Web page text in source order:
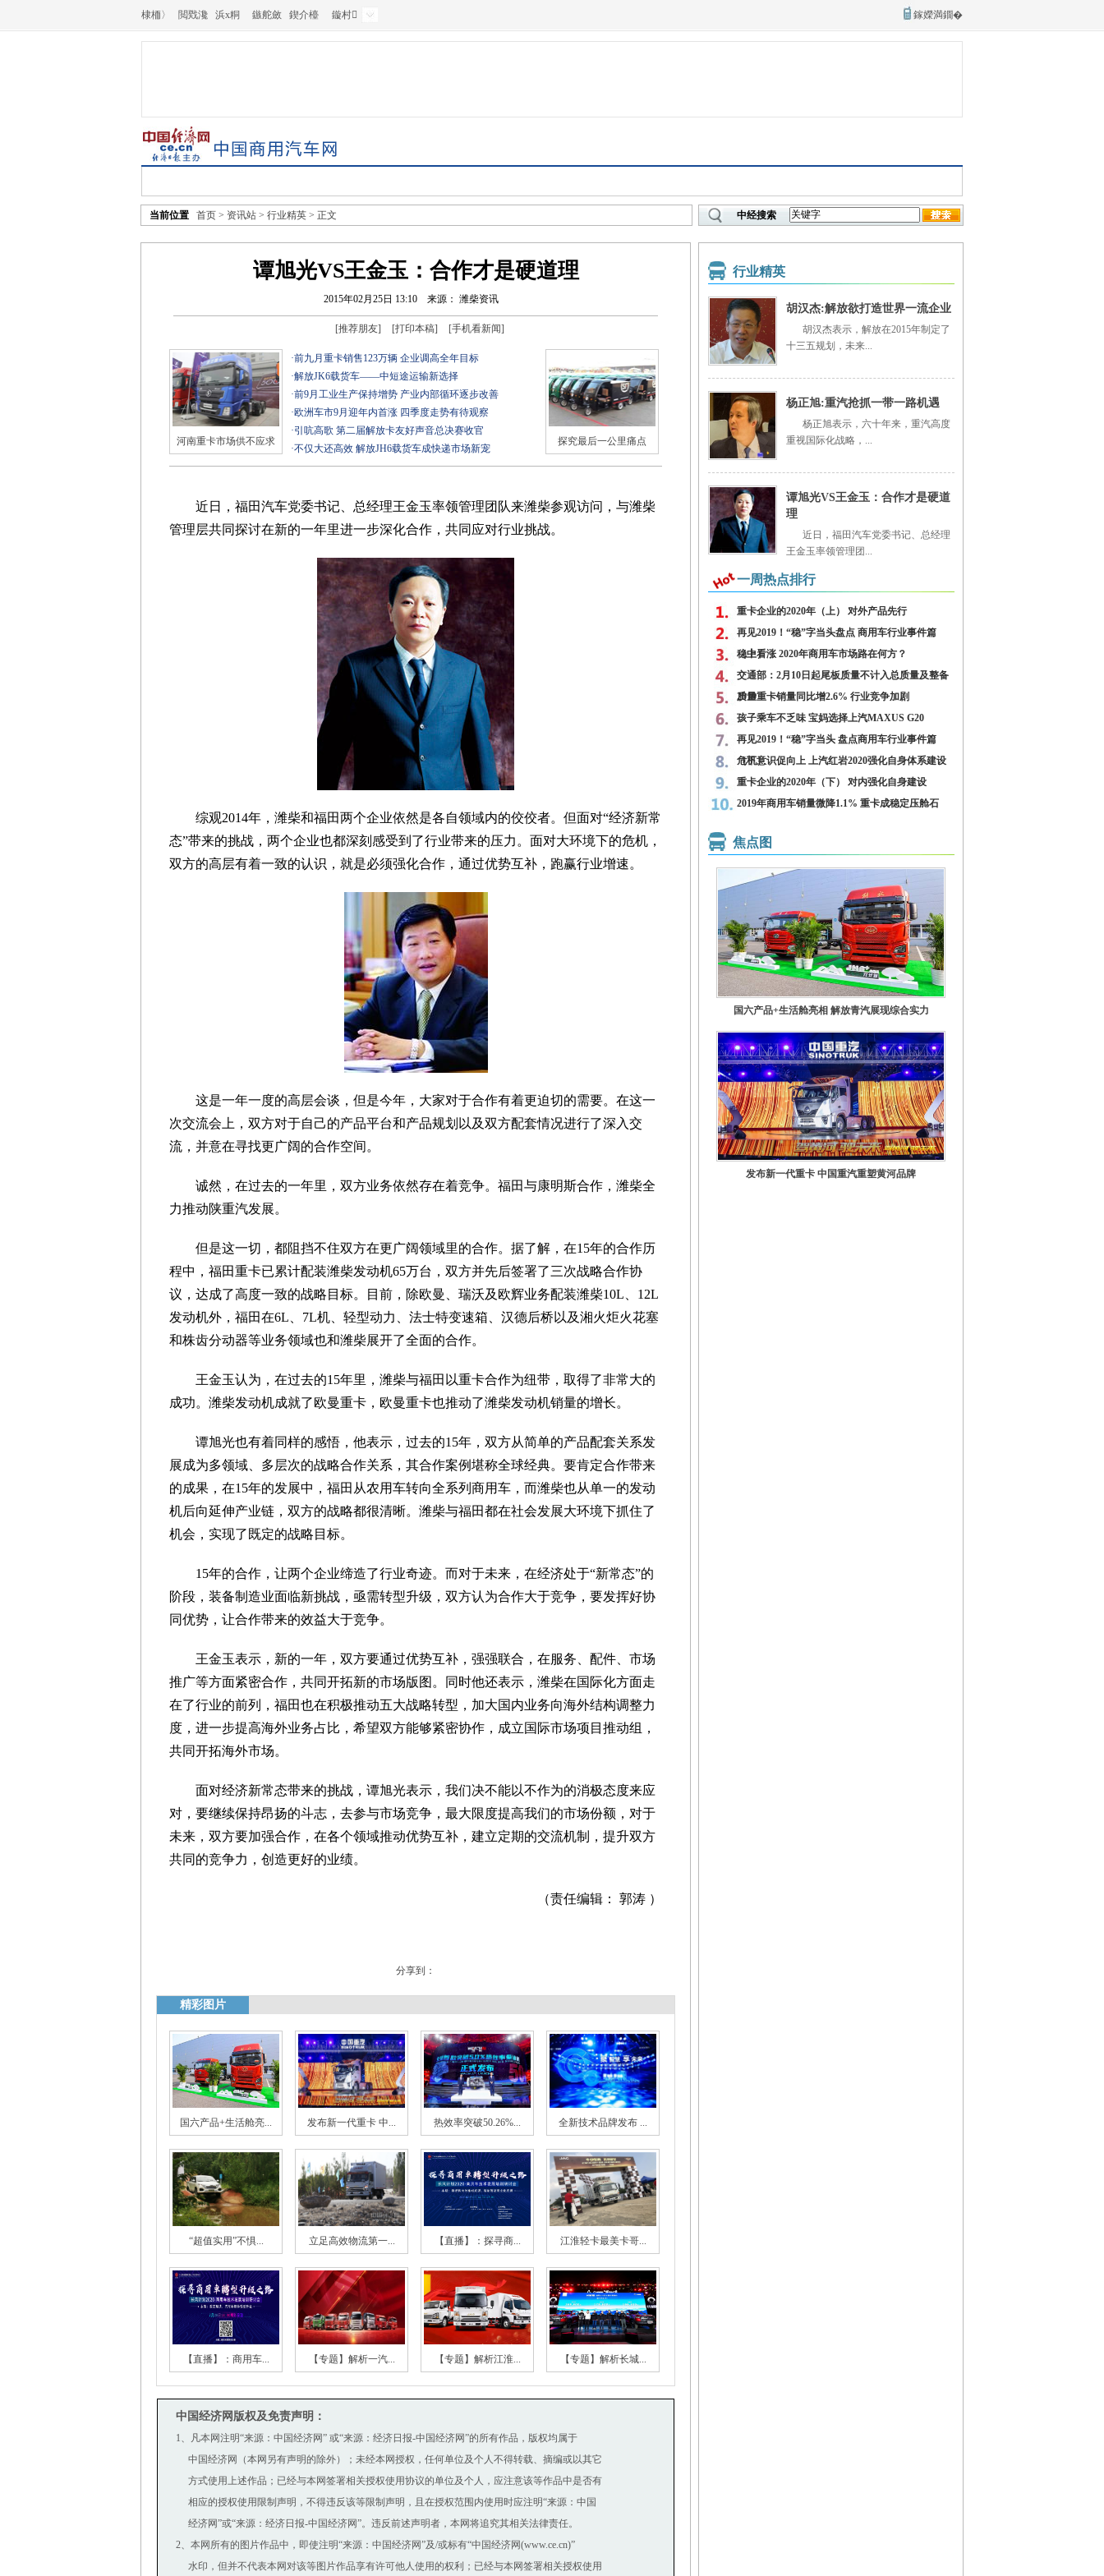
棣栭〉 閲戣瀺 浜х粡 鏃舵斂 鍥介檯 鏇村 鎵嬫満鐗�
当前位置 首页 > 资讯站 > 行业精英 > 正文 中经搜索
谭旭光VS王金玉：合作才是硬道理
2015年02月25日 13:10 来源： 潍柴资讯
[推荐朋友] [打印本稿] [手机看新闻]
河南重卡市场供不应求
·前九月重卡销售123万辆 企业调高全年目标
·解放JK6载货车——中短途运输新选择
·前9月工业生产保持增势 产业内部循环逐步改善
·欧洲车市9月迎年内首涨 四季度走势有待观察
·引吭高歌 第二届解放卡友好声音总决赛收官
·不仅大还高效 解放JH6载货车成快递市场新宠
探究最后一公里痛点
近日，福田汽车党委书记、总经理王金玉率领管理团队来潍柴参观访问，与潍柴
管理层共同探讨在新的一年里进一步深化合作，共同应对行业挑战。
综观2014年，潍柴和福田两个企业依然是各自领域内的佼佼者。但面对“经济新常
态”带来的挑战，两个企业也都深刻感受到了行业带来的压力。面对大环境下的危机，
双方的高层有着一致的认识，就是必须强化合作，通过优势互补，跑赢行业增速。
这是一年一度的高层会谈，但是今年，大家对于合作有着更迫切的需要。在这一
次交流会上，双方对于自己的产品平台和产品规划以及双方配套情况进行了深入交
流，并意在寻找更广阔的合作空间。
诚然，在过去的一年里，双方业务依然存在着竞争。福田与康明斯合作，潍柴全
力推动陕重汽发展。
但是这一切，都阻挡不住双方在更广阔领域里的合作。据了解，在15年的合作历
程中，福田重卡已累计配装潍柴发动机65万台，双方并先后签署了三次战略合作协
议，达成了高度一致的战略目标。目前，除欧曼、瑞沃及欧辉业务配装潍柴10L、12L
发动机外，福田在6L、7L机、轻型动力、法士特变速箱、汉德后桥以及湘火炬火花塞
和株齿分动器等业务领域也和潍柴展开了全面的合作。
王金玉认为，在过去的15年里，潍柴与福田以重卡合作为纽带，取得了非常大的
成功。潍柴发动机成就了欧曼重卡，欧曼重卡也推动了潍柴发动机销量的增长。
谭旭光也有着同样的感悟，他表示，过去的15年，双方从简单的产品配套关系发
展成为多领域、多层次的战略合作关系，其合作案例堪称全球经典。要肯定合作带来
的成果，在15年的发展中，福田从农用车转向全系列商用车，而潍柴也从单一的发动
机后向延伸产业链，双方的战略都很清晰。潍柴与福田都在社会发展大环境下抓住了
机会，实现了既定的战略目标。
15年的合作，让两个企业缔造了行业奇迹。而对于未来，在经济处于“新常态”的
阶段，装备制造业面临新挑战，亟需转型升级，双方认为合作大于竞争，要发挥好协
同优势，让合作带来的效益大于竞争。
王金玉表示，新的一年，双方要通过优势互补，强强联合，在服务、配件、市场
推广等方面紧密合作，共同开拓新的市场版图。同时他还表示，潍柴在国际化方面走
在了行业的前列，福田也在积极推动五大战略转型，加大国内业务向海外结构调整力
度，进一步提高海外业务占比，希望双方能够紧密协作，成立国际市场项目推动组，
共同开拓海外市场。
面对经济新常态带来的挑战，谭旭光表示，我们决不能以不作为的消极态度来应
对，要继续保持昂扬的斗志，去参与市场竞争，最大限度提高我们的市场份额，对于
未来，双方要加强合作，在各个领域推动优势互补，建立定期的交流机制，提升双方
共同的竞争力，创造更好的业绩。
（责任编辑： 郭涛 ）
分享到：
精彩图片
国六产品+生活舱亮... 发布新一代重卡 中... 热效率突破50.26%... 全新技术品牌发布 ...
“超值实用”不惧... 立足高效物流第一... 【直播】：探寻商... 江淮轻卡最美卡哥...
【直播】：商用车... 【专题】解析一汽... 【专题】解析江淮... 【专题】解析长城...
中国经济网版权及免责声明：
1、凡本网注明“来源：中国经济网” 或“来源：经济日报-中国经济网”的所有作品，版权均属于
中国经济网（本网另有声明的除外）；未经本网授权，任何单位及个人不得转载、摘编或以其它
方式使用上述作品；已经与本网签署相关授权使用协议的单位及个人，应注意该等作品中是否有
相应的授权使用限制声明，不得违反该等限制声明，且在授权范围内使用时应注明“来源：中国
经济网”或“来源：经济日报-中国经济网”。违反前述声明者，本网将追究其相关法律责任。
2、本网所有的图片作品中，即使注明“来源：中国经济网”及/或标有“中国经济网(www.ce.cn)”
水印，但并不代表本网对该等图片作品享有许可他人使用的权利；已经与本网签署相关授权使用
行业精英
胡汉杰:解放欲打造世界一流企业
胡汉杰表示，解放在2015年制定了
十三五规划，未来...
杨正旭:重汽抢抓一带一路机遇
杨正旭表示，六十年来，重汽高度
重视国际化战略，...
谭旭光VS王金玉：合作才是硬道
理
近日，福田汽车党委书记、总经理
王金玉率领管理团...
一周热点排行
重卡企业的2020年（上） 对外产品先行
再见2019！“稳”字当头盘点 商用车行业事件篇
（上）
稳中看涨 2020年商用车市场路在何方？
交通部：2月10日起尾板质量不计入总质量及整备
质量
2019重卡销量同比增2.6% 行业竞争加剧
孩子乘车不乏味 宝妈选择上汽MAXUS G20
再见2019！“稳”字当头 盘点商用车行业事件篇
（下）
危机意识促向上 上汽红岩2020强化自身体系建设
重卡企业的2020年（下） 对内强化自身建设
2019年商用车销量微降1.1% 重卡成稳定压舱石
焦点图
国六产品+生活舱亮相 解放青汽展现综合实力
发布新一代重卡 中国重汽重塑黄河品牌